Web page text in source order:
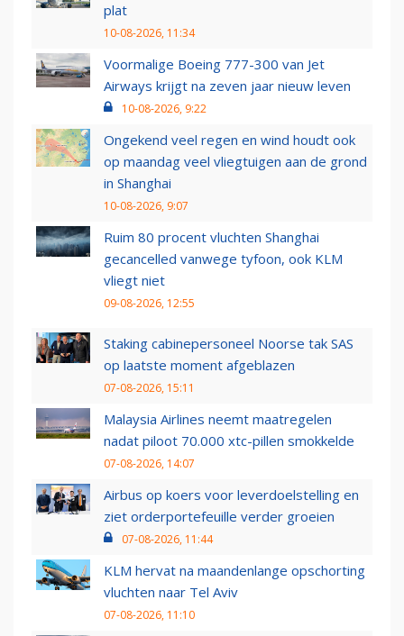
plat
10-08-2026, 11:34
Voormalige Boeing 777-300 van Jet
Airways krijgt na zeven jaar nieuw leven
10-08-2026, 9:22
Ongekend veel regen en wind houdt ook
op maandag veel vliegtuigen aan de grond
in Shanghai
10-08-2026, 9:07
Ruim 80 procent vluchten Shanghai
gecancelled vanwege tyfoon, ook KLM
vliegt niet
09-08-2026, 12:55
Staking cabinepersoneel Noorse tak SAS
op laatste moment afgeblazen
07-08-2026, 15:11
Malaysia Airlines neemt maatregelen
nadat piloot 70.000 xtc-pillen smokkelde
07-08-2026, 14:07
Airbus op koers voor leverdoelstelling en
ziet orderportefeuille verder groeien
07-08-2026, 11:44
KLM hervat na maandenlange opschorting
vluchten naar Tel Aviv
07-08-2026, 11:10